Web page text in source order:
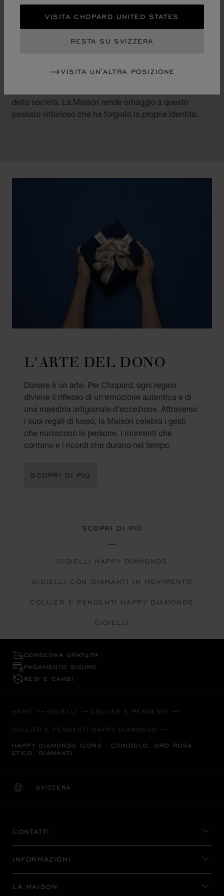
VISITA CHOPARD UNITED STATES
RESTA SU SVIZZERA
VISITA UN'ALTRA POSIZIONE
DIAMANTI IN
MOVIMENTO
metamorfosi di un’epoca caratterizzata da un vento di
della società. La Maison rende omaggio a questo
passato vittorioso che ha forgiato la propria identità.
L'ARTE DEL DONO
Donare è un arte. Per Chopard, ogni regalo
diviene il riflesso di un'emozione autentica e di
una maestria artigianale d'eccezione. Attraverso
i suoi regali di lusso, la Maison celebra i gesti
che riuniscono le persone, i momenti che
contano e i ricordi che durano nel tempo.
SCOPRI DI PIÙ
SCOPRI DI PIÙ
GIOIELLI HAPPY DIAMONDS
GIOIELLI CON DIAMANTI IN MOVIMENTO
COLLIER E PENDENTI HAPPY DIAMONDS
GIOIELLI
CONSEGNA GRATUITA
PAGAMENTO SICURO
RESI E CAMBI
HOME GIOIELLI COLLIER E PENDENTI
COLLIER E PENDENTI HAPPY DIAMONDS
HAPPY DIAMONDS ICONS - CIONDOLO, ORO ROSA
ETICO, DIAMANTI
SVIZZERA
LOCALIZZAZIONE (CAMBIA PAESE)
CAMBIA PAESE
CONTATTI
INFORMAZIONI
LA MAISON